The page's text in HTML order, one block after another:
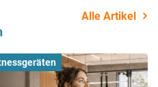
Alle Artikel